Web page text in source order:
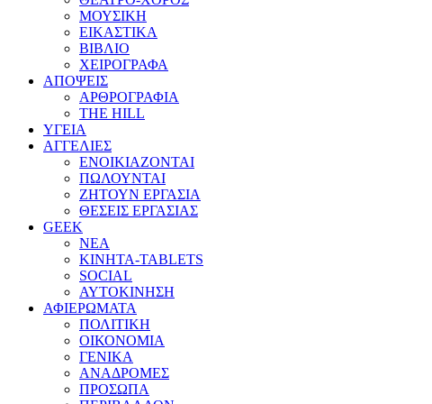
ΜΟΥΣΙΚΗ
ΕΙΚΑΣΤΙΚΑ
ΒΙΒΛΙΟ
ΧΕΙΡΟΓΡΑΦΑ
ΑΠΟΨΕΙΣ
ΑΡΘΡΟΓΡΑΦΙΑ
THE HILL
ΥΓΕΙΑ
ΑΓΓΕΛΙΕΣ
ΕΝΟΙΚΙΑΖΟΝΤΑΙ
ΠΩΛΟΥΝΤΑΙ
ΖΗΤΟΥΝ ΕΡΓΑΣΙΑ
ΘΕΣΕΙΣ ΕΡΓΑΣΙΑΣ
GEEK
ΝΕΑ
ΚΙΝΗΤΑ-TABLETS
SOCIAL
ΑΥΤΟΚΙΝΗΣΗ
ΑΦΙΕΡΩΜΑΤΑ
ΠΟΛΙΤΙΚΗ
ΟΙΚΟΝΟΜΙΑ
ΓΕΝΙΚΑ
ΑΝΑΔΡΟΜΕΣ
ΠΡΟΣΩΠΑ